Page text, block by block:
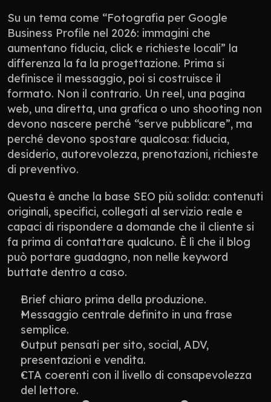
Su un tema come “Fotografia per Google
Business Profile nel 2026: immagini che
aumentano fiducia, click e richieste locali” la
differenza la fa la progettazione. Prima si
definisce il messaggio, poi si costruisce il
formato. Non il contrario. Un reel, una pagina
web, una diretta, una grafica o uno shooting non
devono nascere perché “serve pubblicare”, ma
perché devono spostare qualcosa: fiducia,
desiderio, autorevolezza, prenotazioni, richieste
di preventivo.
Questa è anche la base SEO più solida: contenuti
originali, specifici, collegati al servizio reale e
capaci di rispondere a domande che il cliente si
fa prima di contattare qualcuno. È lì che il blog
può portare guadagno, non nelle keyword
buttate dentro a caso.
Brief chiaro prima della produzione.
Messaggio centrale definito in una frase
semplice.
Output pensati per sito, social, ADV,
presentazioni e vendita.
CTA coerenti con il livello di consapevolezza
del lettore.